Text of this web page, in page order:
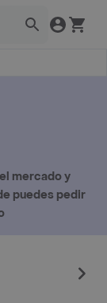
mercado y
puedes pedir